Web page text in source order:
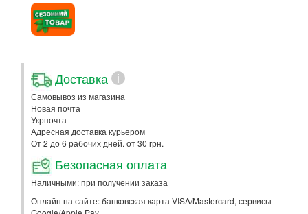
Доставка i
Самовывоз из магазина
Новая почта
Укрпочта
Адресная доставка курьером
От 2 до 6 рабочих дней. от 30 грн.
Безопасная оплата
Наличными: при получении заказа
Онлайн на сайте: банковская карта VISA/Mastercard, сервисы